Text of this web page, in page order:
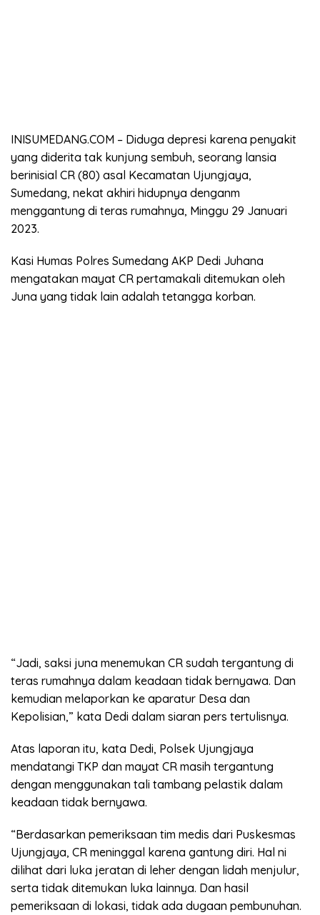
INISUMEDANG.COM – Diduga depresi karena penyakit
yang diderita tak kunjung sembuh, seorang lansia
berinisial CR (80) asal Kecamatan Ujungjaya,
Sumedang, nekat akhiri hidupnya denganm
menggantung di teras rumahnya, Minggu 29 Januari
2023.
Kasi Humas Polres Sumedang AKP Dedi Juhana
mengatakan mayat CR pertamakali ditemukan oleh
Juna yang tidak lain adalah tetangga korban.
“Jadi, saksi juna menemukan CR sudah tergantung di
teras rumahnya dalam keadaan tidak bernyawa. Dan
kemudian melaporkan ke aparatur Desa dan
Kepolisian,” kata Dedi dalam siaran pers tertulisnya.
Atas laporan itu, kata Dedi, Polsek Ujungjaya
mendatangi TKP dan mayat CR masih tergantung
dengan menggunakan tali tambang pelastik dalam
keadaan tidak bernyawa.
“Berdasarkan pemeriksaan tim medis dari Puskesmas
Ujungjaya, CR meninggal karena gantung diri. Hal ni
dilihat dari luka jeratan di leher dengan lidah menjulur,
serta tidak ditemukan luka lainnya. Dan hasil
pemeriksaan di lokasi, tidak ada dugaan pembunuhan.